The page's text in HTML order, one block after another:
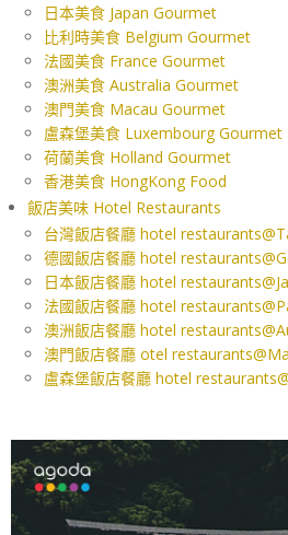
日本美食 Japan Gourmet
比利時美食 Belgium Gourmet
法國美食 France Gourmet
澳洲美食 Australia Gourmet
澳門美食 Macau Gourmet
盧森堡美食 Luxembourg Gourmet
荷蘭美食 Holland Gourmet
香港美食 HongKong Food
飯店美味 Hotel Restaurants
台灣飯店餐廳 hotel
德國飯店餐廳 hotel
日本飯店餐廳 hotel
法國飯店餐廳 hotel
澳洲飯店餐廳 hotel
澳門飯店餐廳 otel
盧森堡飯店餐廳 hotel